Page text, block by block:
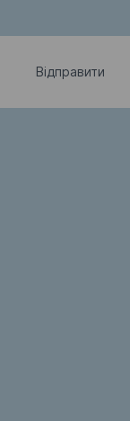
Відправити